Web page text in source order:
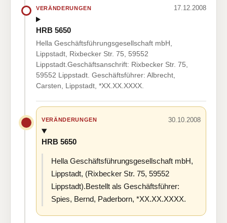
VERÄNDERUNGEN 17.12.2008
HRB 5650
Hella Geschäftsführungsgesellschaft mbH,
Lippstadt, Rixbecker Str. 75, 59552
Lippstadt.Geschäftsanschrift: Rixbecker Str. 75,
59552 Lippstadt. Geschäftsführer: Albrecht,
Carsten, Lippstadt, *XX.XX.XXXX.
VERÄNDERUNGEN 30.10.2008
HRB 5650
Hella Geschäftsführungsgesellschaft mbH,
Lippstadt, (Rixbecker Str. 75, 59552
Lippstadt).Bestellt als Geschäftsführer:
Spies, Bernd, Paderborn, *XX.XX.XXXX.